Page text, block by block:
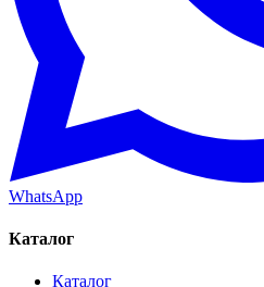
WhatsApp
Каталог
Каталог